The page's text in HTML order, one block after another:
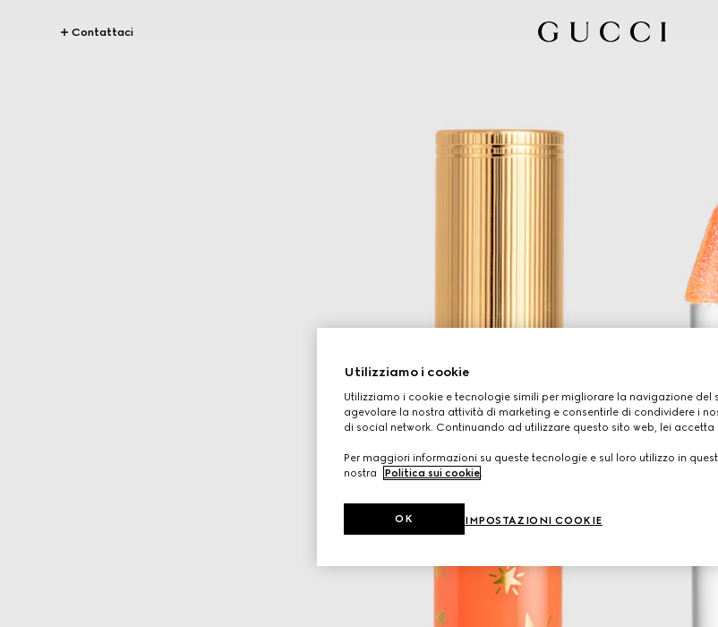
Contattaci
Utilizziamo i cookie
Utilizziamo i cookie e tecnologie simili per migliorare la navigazione del
agevolare la nostra attività di marketing e consentirle di condividere i
di social network. Continuando ad utilizzare questo sito web, lei
Per maggiori informazioni su queste tecnologie e sul loro utilizzo in
nostra
Politica sui cookie.
IMPOSTAZIONI COOKIE
OK